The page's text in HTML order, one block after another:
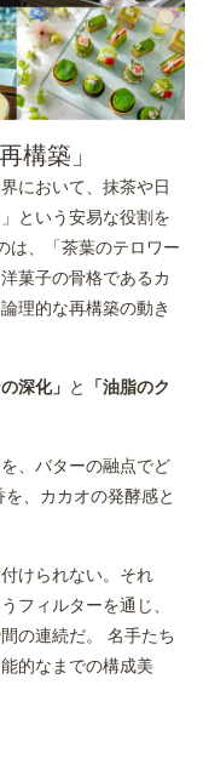
構築」
において、抹茶や日
という安易な役割を
は、「茶葉のテロワー
菓子の骨格であるカ
理的な再構築の動き
深化」 と
「油脂のク
、バターの融点でど
、カカオの発酵感と
けられない。それ
フィルターを通じ、
の連続だ。 名手たち
的なまでの構成美